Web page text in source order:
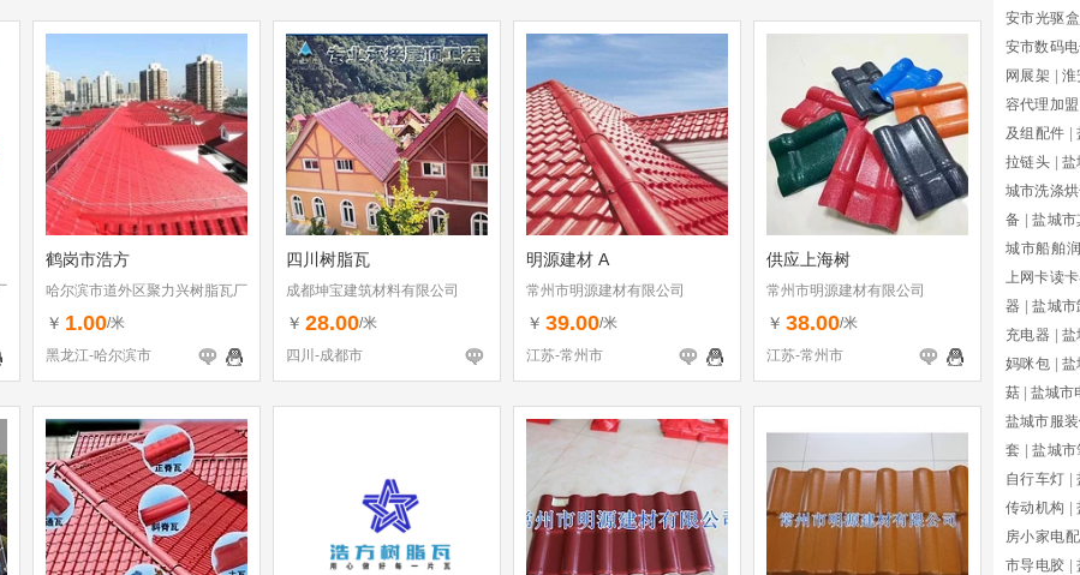
鹤岗市浩方
哈尔滨市道外区聚力兴树脂瓦厂
￥ 1.00/米
黑龙江-哈尔滨市
四川树脂瓦
成都坤宝建筑材料有限公司
￥ 28.00/米
四川-成都市
明源建材 A
常州市明源建材有限公司
￥ 39.00/米
江苏-常州市
供应上海树
常州市明源建材有限公司
￥ 38.00/米
江苏-常州市
安市光驱盒
安市数码
网展架
淮
容代理加盟
及组配件
拉链头
盐
城市洗涤
备
盐城市
城市船舶
上网卡读
器
盐城市
充电器
盐
妈咪包
盐
菇
盐城市
盐城市服
套
盐城市
自行车灯
传动机构
房小家电
市导电胶